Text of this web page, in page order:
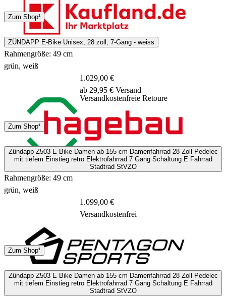
DHL
2 - 5 Tage
Zum Shop¹
ZÜNDAPP E-Bike Unisex, 28 zoll, 7-Gang - weiss
Rahmengröße: 49 cm
grün, weiß
Spedition
2 - 20 Tage
1.029,00 €
ab 29,95 € Versand
Versandkostenfreie Retoure
Zum Shop¹
Zündapp Z503 E Bike Damen ab 155 cm Damenfahrrad 28 Zoll Pedelec
mit tiefem Einstieg retro Elektrofahrrad 7 Gang Schaltung E Fahrrad
Stadtrad StVZO
Rahmengröße: 49 cm
grün, weiß
Spedition
1.099,00 €
Versandkostenfrei
Zum Shop¹
Zündapp Z503 E Bike Damen ab 155 cm Damenfahrrad 28 Zoll Pedelec
mit tiefem Einstieg retro Elektrofahrrad 7 Gang Schaltung E Fahrrad
Stadtrad StVZO